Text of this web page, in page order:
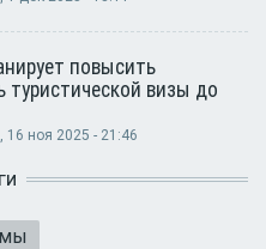
повысить
туристической визы до
, 16 ноя 2025 - 21:46